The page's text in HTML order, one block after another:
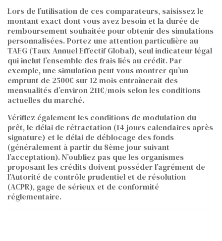
Lors de l’utilisation de ces comparateurs, saisissez le
montant exact dont vous avez besoin et la durée de
remboursement souhaitée pour obtenir des simulations
personnalisées. Portez une attention particulière au
TAEG (Taux Annuel Effectif Global), seul indicateur légal
qui inclut l’ensemble des frais liés au crédit. Par
exemple, une simulation peut vous montrer qu’un
emprunt de 2500€ sur 12 mois entraînerait des
mensualités d’environ 211€/mois selon les conditions
actuelles du marché.
Vérifiez également les conditions de modulation du
prêt, le délai de rétractation (14 jours calendaires après
signature) et le délai de déblocage des fonds
(généralement à partir du 8ème jour suivant
l’acceptation). N’oubliez pas que les organismes
proposant les crédits doivent posséder l’agrément de
l’Autorité de contrôle prudentiel et de résolution
(ACPR), gage de sérieux et de conformité
réglementaire.